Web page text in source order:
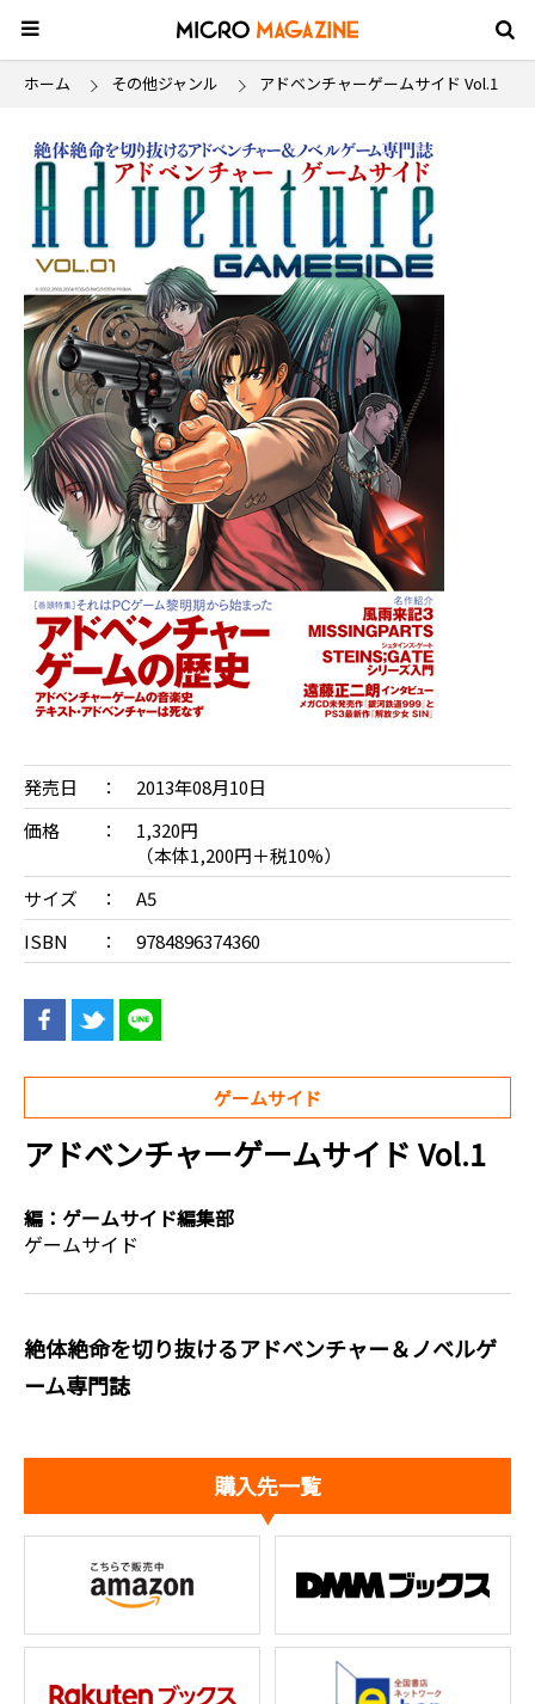
ホーム その他ジャンル アドベンチャーゲームサイド Vol.1
発売日
2013年08月10日
価格
1,320円
（本体1,200円＋税10%）
サイズ
A5
ISBN
9784896374360
ゲームサイド
アドベンチャーゲームサイド Vol.1
編： ゲームサイド編集部
ゲームサイド
絶体絶命を切り抜けるアドベンチャー＆ノベルゲ
ーム専門誌
購入先一覧